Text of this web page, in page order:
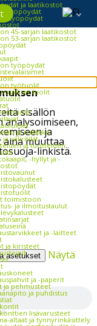
sisällön
analysoimiseen,
ja
aina muuttaa
linkistä.
asetukset
Näytä
ja laatikostot
työpöydät
työpöydät
45-sarjan laatikostot
53-sarjan laatikostot
työpöydät
työtuolit
tuolit
ja rullakko
ja väliritilät
ja tuotteiden
-hyllyt ja -
toimistoon
ja ilmoitustaulut
ja -laitteet
ja kiristeet
ja -paperit
ja pehmusteet
ja puhdistus
lisävarusteet
altaat ja tynnyrinkäsittely